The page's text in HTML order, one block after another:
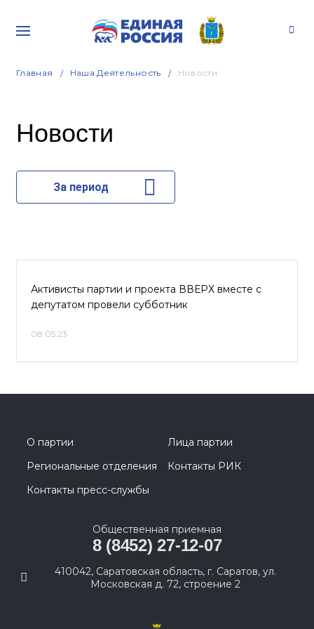
Главная Наша Деятельность Новости
Новости
За период
Активисты партии и проекта ВВЕРХ вместе с
депутатом провели субботник
08.05.23
О партии
Лица партии
Региональные отделения
Контакты РИК
Контакты пресс-службы
Общественная приемная
8 (8452) 27-12-07
410042, Саратовская область, г. Саратов, ул.
Московская д. 72, строение 2